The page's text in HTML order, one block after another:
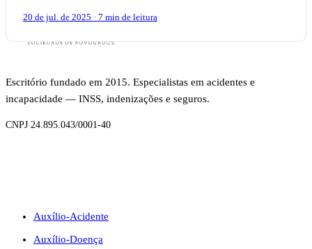
20 de jul. de 2025 · 7 min de leitura
Escritório fundado em 2015. Especialistas em acidentes e
incapacidade — INSS, indenizações e seguros.
CNPJ 24.895.043/0001-40
Auxílio-Acidente
Auxílio-Doença